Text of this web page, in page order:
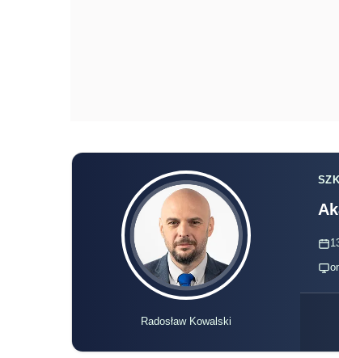
Radosław Kowalski